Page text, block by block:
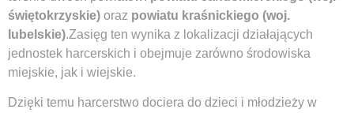
świętokrzyskie) oraz powiatu kraśnickiego (woj.
lubelskie).Zasięg ten wynika z lokalizacji działających
jednostek harcerskich i obejmuje zarówno środowiska
miejskie, jak i wiejskie.
Dzięki temu harcerstwo dociera do dzieci i młodzieży w